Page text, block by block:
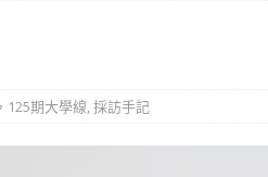
125期大學線,採訪手記